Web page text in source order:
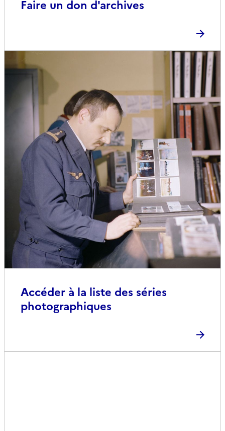
Faire un don d'archives
Accéder à la liste des séries
photographiques